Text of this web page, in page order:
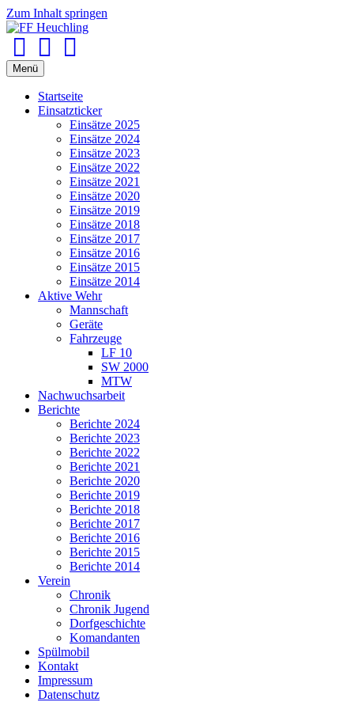
Zum Inhalt springen
Menü
Startseite
Einsatzticker
Einsätze 2025
Einsätze 2024
Einsätze 2023
Einsätze 2022
Einsätze 2021
Einsätze 2020
Einsätze 2019
Einsätze 2018
Einsätze 2017
Einsätze 2016
Einsätze 2015
Einsätze 2014
Aktive Wehr
Mannschaft
Geräte
Fahrzeuge
LF 10
SW 2000
MTW
Nachwuchsarbeit
Berichte
Berichte 2024
Berichte 2023
Berichte 2022
Berichte 2021
Berichte 2020
Berichte 2019
Berichte 2018
Berichte 2017
Berichte 2016
Berichte 2015
Berichte 2014
Verein
Chronik
Chronik Jugend
Dorfgeschichte
Komandanten
Spülmobil
Kontakt
Impressum
Datenschutz